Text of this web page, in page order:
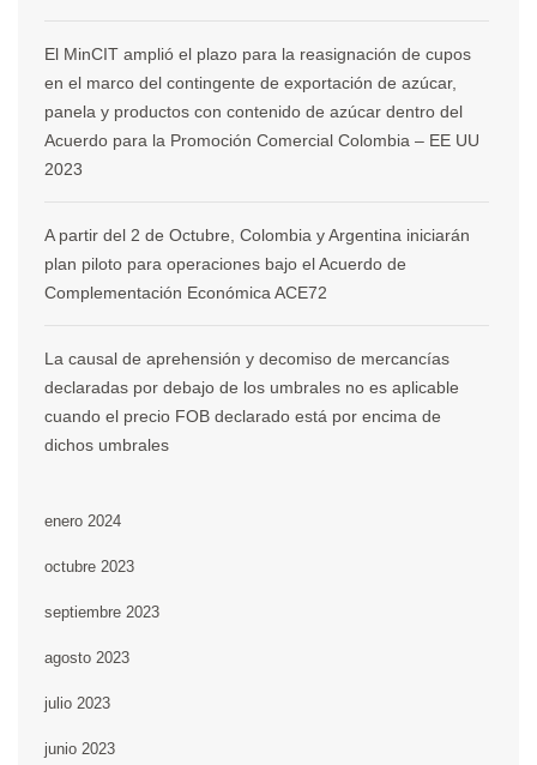
El MinCIT amplió el plazo para la reasignación de cupos
en el marco del contingente de exportación de azúcar,
panela y productos con contenido de azúcar dentro del
Acuerdo para la Promoción Comercial Colombia – EE UU
2023
A partir del 2 de Octubre, Colombia y Argentina iniciarán
plan piloto para operaciones bajo el Acuerdo de
Complementación Económica ACE72
La causal de aprehensión y decomiso de mercancías
declaradas por debajo de los umbrales no es aplicable
cuando el precio FOB declarado está por encima de
dichos umbrales
enero 2024
octubre 2023
septiembre 2023
agosto 2023
julio 2023
junio 2023